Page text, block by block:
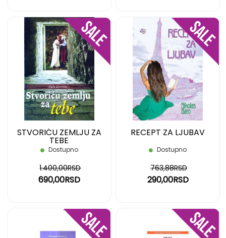
STVORIĆU ZEMLJU ZA
TEBE
Dostupno
690,00RSD
1.400,00RSD
DODAJ
NA
RECEPT ZA LJUBAV
Dostupno
290,00RSD
763,88RSD
NA
DODAJ